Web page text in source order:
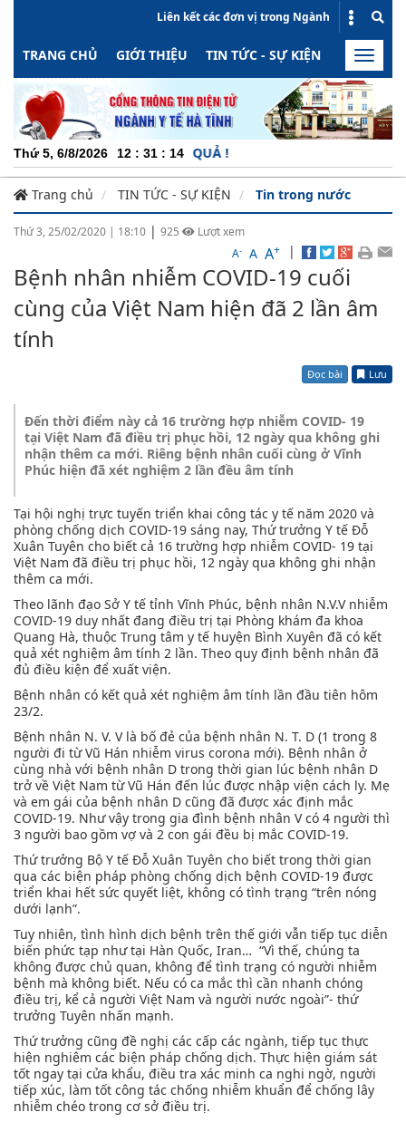
Liên kết các đơn vị trong Ngành
TRANG CHỦ GIỚI THIỆU TIN TỨC - SỰ KIỆN HOẠT
Toggle
Thứ 5, 6/8/2026 12 : 31 : 14
- MINH BẠCH - HIỆU QUẢ !
Trang chủ TIN TỨC - SỰ KIỆN Tin trong nước
Thứ 3, 25/02/2020 | 18:10 | 925
Lượt xem
A- A A+ |
Bệnh nhân nhiễm COVID-19 cuối
cùng của Việt Nam hiện đã 2 lần âm
tính
Đọc bài Lưu
Đến thời điểm này cả 16 trường hợp nhiễm COVID- 19
tại Việt Nam đã điều trị phục hồi, 12 ngày qua không ghi
nhận thêm ca mới. Riêng bệnh nhân cuối cùng ở Vĩnh
Phúc hiện đã xét nghiệm 2 lần đều âm tính
Tại hội nghị trực tuyến triển khai công tác y tế năm 2020 và
phòng chống dịch COVID-19 sáng nay, Thứ trưởng Y tế Đỗ
Xuân Tuyên cho biết cả 16 trường hợp nhiễm COVID- 19 tại
Việt Nam đã điều trị phục hồi, 12 ngày qua không ghi nhận
thêm ca mới.
Theo lãnh đạo Sở Y tế tỉnh Vĩnh Phúc, bệnh nhân N.V.V nhiễm
COVID-19 duy nhất đang điều trị tại Phòng khám đa khoa
Quang Hà, thuộc Trung tâm y tế huyện Bình Xuyên đã có kết
quả xét nghiệm âm tính 2 lần. Theo quy định bệnh nhân đã
đủ điều kiện để xuất viện.
Bệnh nhân có kết quả xét nghiệm âm tính lần đầu tiên hôm
23/2.
Bệnh nhân N. V. V là bố đẻ của bệnh nhân N. T. D (1 trong 8
người đi từ Vũ Hán nhiễm virus corona mới). Bệnh nhân ở
cùng nhà với bệnh nhân D trong thời gian lúc bệnh nhân D
trở về Việt Nam từ Vũ Hán đến lúc được nhập viện cách ly. Mẹ
và em gái của bệnh nhân D cũng đã được xác định mắc
COVID-19. Như vậy trong gia đình bệnh nhân V có 4 người thì
3 người bao gồm vợ và 2 con gái đều bị mắc COVID-19.
Thứ trưởng Bộ Y tế Đỗ Xuân Tuyên cho biết trong thời gian
qua các biện pháp phòng chống dịch bệnh COVID-19 được
triển khai hết sức quyết liệt, không có tình trạng “trên nóng
dưới lạnh”.
Tuy nhiên, tình hình dịch bệnh trên thế giới vẫn tiếp tục diễn
biến phức tạp như tại Hàn Quốc, Iran… “Vì thế, chúng ta
không được chủ quan, không để tình trạng có người nhiễm
bệnh mà không biết. Nếu có ca mắc thì cần nhanh chóng
điều trị, kể cả người Việt Nam và người nước ngoài”- thứ
trưởng Tuyên nhấn mạnh.
Thứ trưởng cũng đề nghị các cấp các ngành, tiếp tục thực
hiện nghiêm các biện pháp chống dịch. Thực hiện giám sát
tốt ngay tại cửa khẩu, điều tra xác minh ca nghi ngờ, người
tiếp xúc, làm tốt công tác chống nhiễm khuẩn để chống lây
nhiễm chéo trong cơ sở điều trị.